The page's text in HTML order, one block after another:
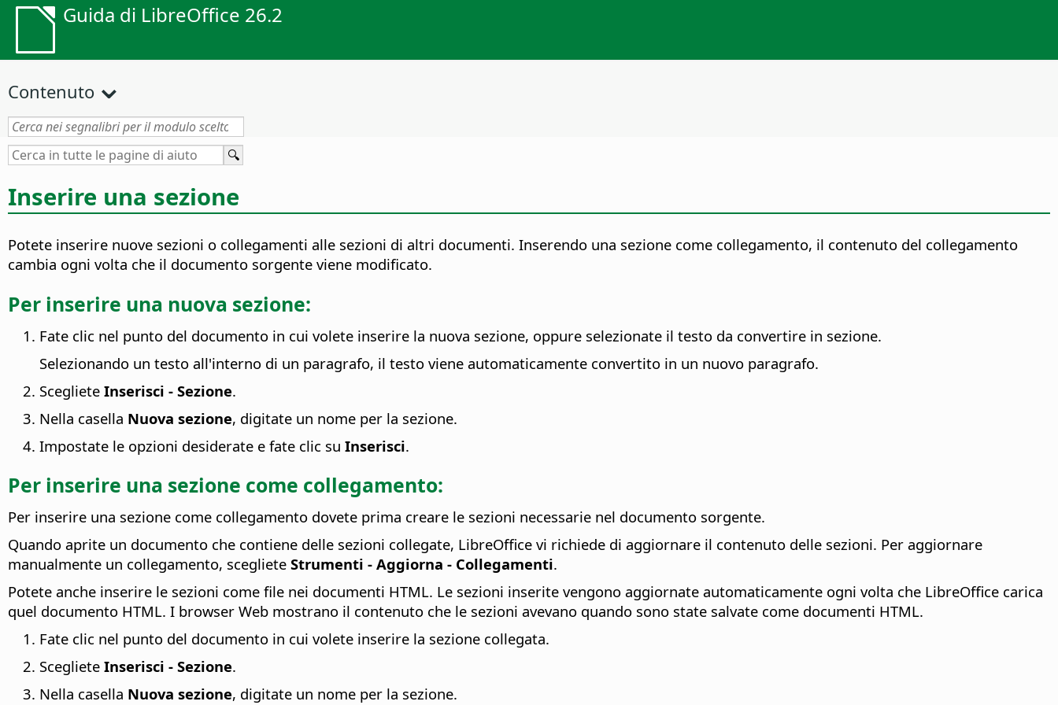
Guida di LibreOffice 26.2
Contenuto
Inserire una sezione
Potete inserire nuove sezioni o collegamenti alle sezioni di altri documenti. Inserendo una sezione come collegamento, il contenuto del collegamento
cambia ogni volta che il documento sorgente viene modificato.
Per inserire una nuova sezione:
Fate clic nel punto del documento in cui volete inserire la nuova sezione, oppure selezionate il testo da convertire in sezione.
Selezionando un testo all'interno di un paragrafo, il testo viene automaticamente convertito in un nuovo paragrafo.
Scegliete Inserisci - Sezione.
Nella casella Nuova sezione, digitate un nome per la sezione.
Impostate le opzioni desiderate e fate clic su Inserisci.
Per inserire una sezione come collegamento:
Per inserire una sezione come collegamento dovete prima creare le sezioni necessarie nel documento sorgente.
Quando aprite un documento che contiene delle sezioni collegate, LibreOffice vi richiede di aggiornare il contenuto delle sezioni. Per aggiornare
manualmente un collegamento, scegliete Strumenti - Aggiorna - Collegamenti.
Potete anche inserire le sezioni come file nei documenti HTML. Le sezioni inserite vengono aggiornate automaticamente ogni volta che LibreOffice carica
quel documento HTML. I browser Web mostrano il contenuto che le sezioni avevano quando sono state salvate come documenti HTML.
Fate clic nel punto del documento in cui volete inserire la sezione collegata.
Scegliete Inserisci - Sezione.
Nella casella Nuova sezione, digitate un nome per la sezione.